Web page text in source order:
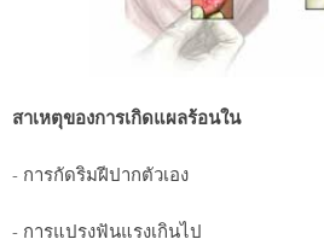
สาเหตุของการเกิดแผลร้อนใน
- การกัดริมฝีปากตัวเอง
- การแปรงฟันแรงเกินไป